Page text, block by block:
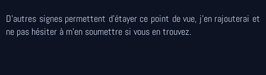
D'autres signes permettent d'étayer ce point de vue, j'en rajouterai et
ne pas hésiter à m'en soumettre si vous en trouvez.